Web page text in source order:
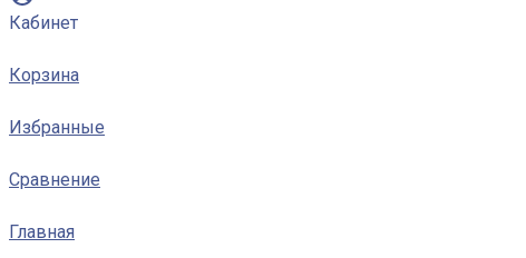
Кабинет
Корзина
Избранные
Сравнение
Главная